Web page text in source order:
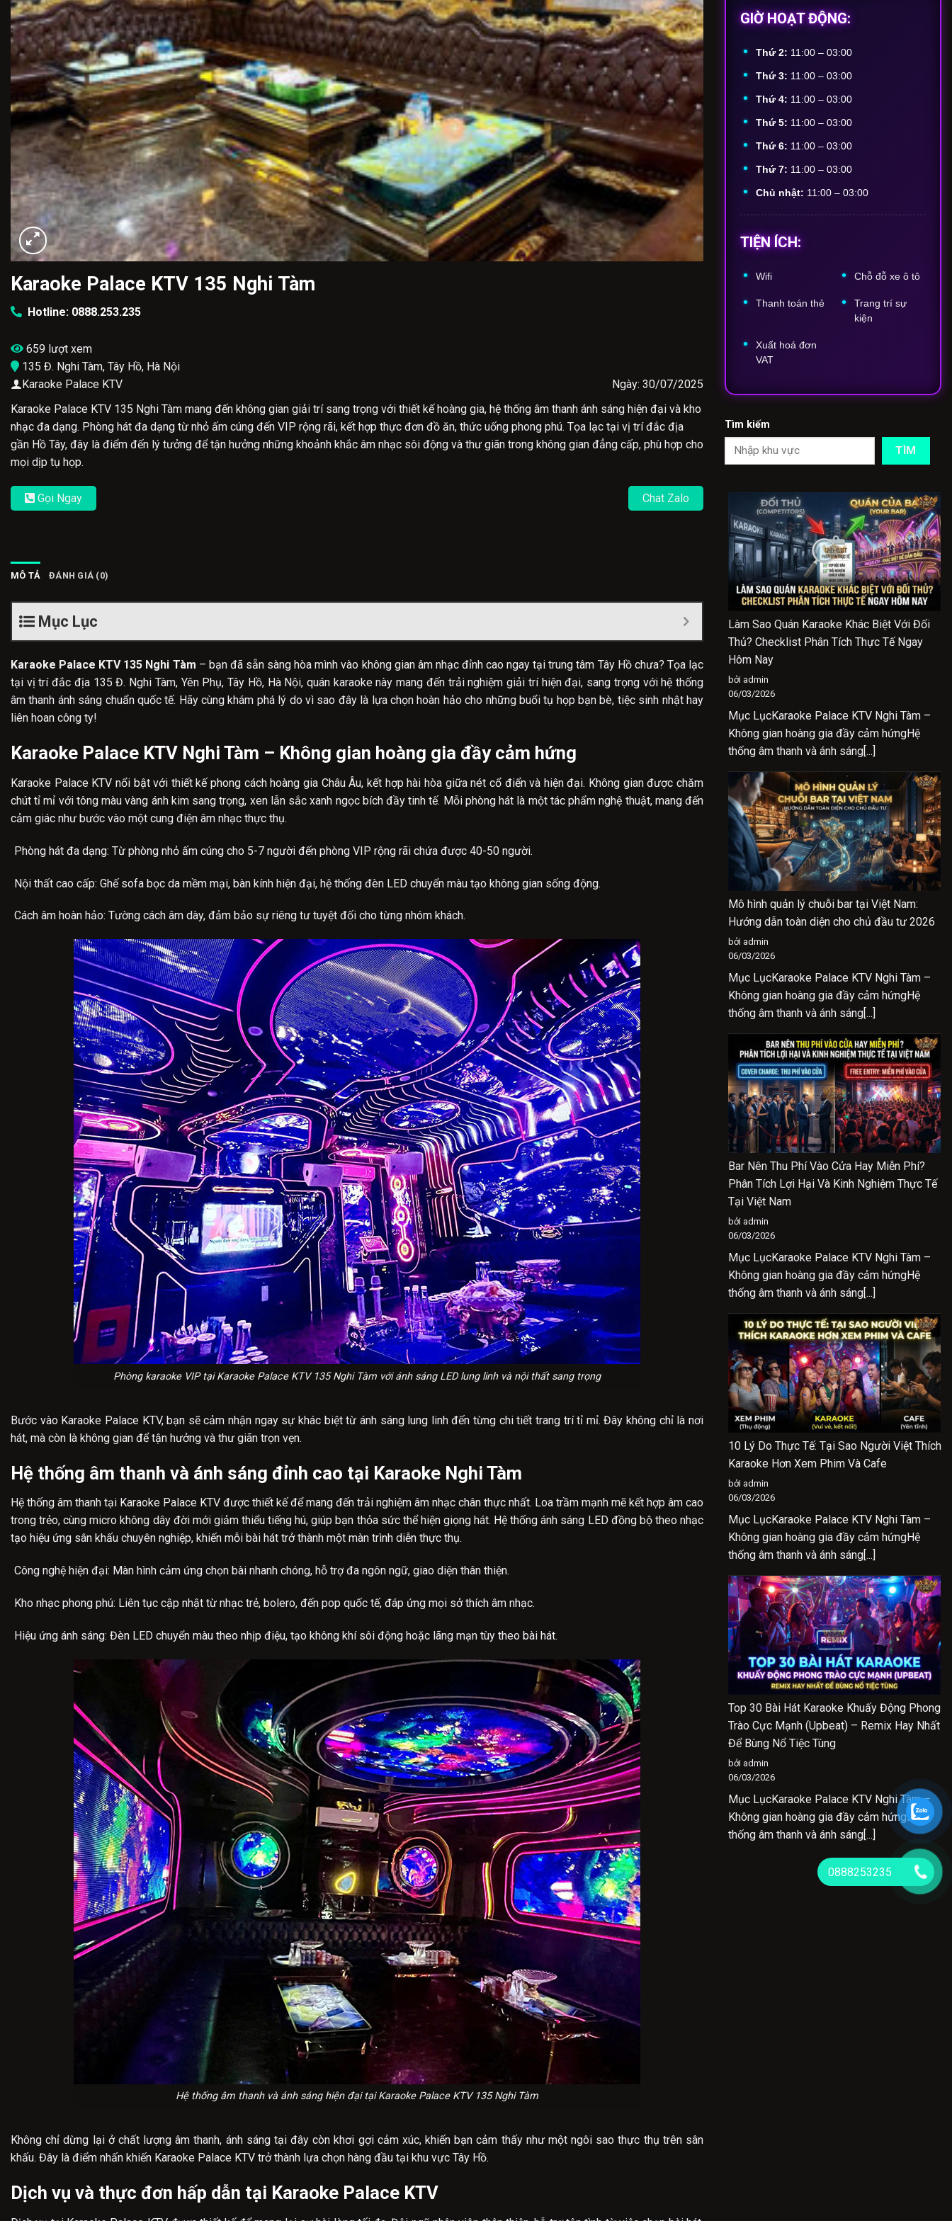
Karaoke Palace KTV 135 Nghi Tàm
Hotline: 0888.253.235
659 lượt xem
135 Đ. Nghi Tàm, Tây Hồ, Hà Nội
Karaoke Palace KTV
Ngày: 30/07/2025
Karaoke Palace KTV 135 Nghi Tàm mang đến không gian giải trí sang trọng với thiết kế hoàng gia, hệ thống âm thanh ánh sáng hiện đại và kho
nhạc đa dạng. Phòng hát đa dạng từ nhỏ ấm cúng đến VIP rộng rãi, kết hợp thực đơn đồ ăn, thức uống phong phú. Tọa lạc tại vị trí đắc địa
gần Hồ Tây, đây là điểm đến lý tưởng để tận hưởng những khoảnh khắc âm nhạc sôi động và thư giãn trong không gian đẳng cấp, phù hợp cho
mọi dịp tụ họp.
Gọi Ngay Chat Zalo
MÔ TẢ ĐÁNH GIÁ (0)
Mục Lục
Karaoke Palace KTV 135 Nghi Tàm – bạn đã sẵn sàng hòa mình vào không gian âm nhạc đỉnh cao ngay tại trung tâm Tây Hồ chưa? Tọa lạc
tại vị trí đắc địa 135 Đ. Nghi Tàm, Yên Phụ, Tây Hồ, Hà Nội, quán karaoke này mang đến trải nghiệm giải trí hiện đại, sang trọng với hệ thống
âm thanh ánh sáng chuẩn quốc tế. Hãy cùng khám phá lý do vì sao đây là lựa chọn hoàn hảo cho những buổi tụ họp bạn bè, tiệc sinh nhật hay
liên hoan công ty!
Karaoke Palace KTV Nghi Tàm – Không gian hoàng gia đầy cảm hứng
Karaoke Palace KTV nổi bật với thiết kế phong cách hoàng gia Châu Âu, kết hợp hài hòa giữa nét cổ điển và hiện đại. Không gian được chăm
chút tỉ mỉ với tông màu vàng ánh kim sang trọng, xen lẫn sắc xanh ngọc bích đầy tinh tế. Mỗi phòng hát là một tác phẩm nghệ thuật, mang đến
cảm giác như bước vào một cung điện âm nhạc thực thụ.
Phòng hát đa dạng: Từ phòng nhỏ ấm cúng cho 5-7 người đến phòng VIP rộng rãi chứa được 40-50 người.
Nội thất cao cấp: Ghế sofa bọc da mềm mại, bàn kính hiện đại, hệ thống đèn LED chuyển màu tạo không gian sống động.
Cách âm hoàn hảo: Tường cách âm dày, đảm bảo sự riêng tư tuyệt đối cho từng nhóm khách.
Phòng karaoke VIP tại Karaoke Palace KTV 135 Nghi Tàm với ánh sáng LED lung linh và nội thất sang trọng
Bước vào Karaoke Palace KTV, bạn sẽ cảm nhận ngay sự khác biệt từ ánh sáng lung linh đến từng chi tiết trang trí tỉ mỉ. Đây không chỉ là nơi
hát, mà còn là không gian để tận hưởng và thư giãn trọn vẹn.
Hệ thống âm thanh và ánh sáng đỉnh cao tại Karaoke Nghi Tàm
Hệ thống âm thanh tại Karaoke Palace KTV được thiết kế để mang đến trải nghiệm âm nhạc chân thực nhất. Loa trầm mạnh mẽ kết hợp âm cao
trong trẻo, cùng micro không dây đời mới giảm thiểu tiếng hú, giúp bạn thỏa sức thể hiện giọng hát. Hệ thống ánh sáng LED đồng bộ theo nhạc
tạo hiệu ứng sân khấu chuyên nghiệp, khiến mỗi bài hát trở thành một màn trình diễn thực thụ.
Công nghệ hiện đại: Màn hình cảm ứng chọn bài nhanh chóng, hỗ trợ đa ngôn ngữ, giao diện thân thiện.
Kho nhạc phong phú: Liên tục cập nhật từ nhạc trẻ, bolero, đến pop quốc tế, đáp ứng mọi sở thích âm nhạc.
Hiệu ứng ánh sáng: Đèn LED chuyển màu theo nhịp điệu, tạo không khí sôi động hoặc lãng mạn tùy theo bài hát.
Hệ thống âm thanh và ánh sáng hiện đại tại Karaoke Palace KTV 135 Nghi Tàm
Không chỉ dừng lại ở chất lượng âm thanh, ánh sáng tại đây còn khơi gợi cảm xúc, khiến bạn cảm thấy như một ngôi sao thực thụ trên sân
khấu. Đây là điểm nhấn khiến Karaoke Palace KTV trở thành lựa chọn hàng đầu tại khu vực Tây Hồ.
Dịch vụ và thực đơn hấp dẫn tại Karaoke Palace KTV
GIỜ HOẠT ĐỘNG:
Thứ 2: 11:00 – 03:00
Thứ 3: 11:00 – 03:00
Thứ 4: 11:00 – 03:00
Thứ 5: 11:00 – 03:00
Thứ 6: 11:00 – 03:00
Thứ 7: 11:00 – 03:00
Chủ nhật: 11:00 – 03:00
TIỆN ÍCH:
Wifi Chỗ đỗ xe ô tô
Thanhtoánthẻ Trang trí sự
kiện
Xuất hoáđơn
VAT
Tìm kiếm
TÌM
Làm Sao Quán Karaoke Khác Biệt Với Đối
Thủ? Checklist Phân Tích Thực Tế Ngay
Hôm Nay
bởi admin
06/03/2026
Mục LụcKaraoke Palace KTV Nghi Tàm –
Không gian hoàng gia đầy cảm hứngHệ
thống âm thanh và ánh sáng[...]
Mô hình quản lý chuỗi bar tại Việt Nam:
Hướng dẫn toàn diện cho chủ đầu tư 2026
bởi admin
06/03/2026
Mục LụcKaraoke Palace KTV Nghi Tàm –
Không gian hoàng gia đầy cảm hứngHệ
thống âm thanh và ánh sáng[...]
Bar Nên Thu Phí Vào Cửa Hay Miễn Phí?
Phân Tích Lợi Hại Và Kinh Nghiệm Thực Tế
Tại Việt Nam
bởi admin
06/03/2026
Mục LụcKaraoke Palace KTV Nghi Tàm –
Không gian hoàng gia đầy cảm hứngHệ
thống âm thanh và ánh sáng[...]
10 Lý Do Thực Tế: Tại Sao Người Việt Thích
Karaoke Hơn Xem Phim Và Cafe
bởi admin
06/03/2026
Mục LụcKaraoke Palace KTV Nghi Tàm –
Không gian hoàng gia đầy cảm hứngHệ
thống âm thanh và ánh sáng[...]
Top 30 Bài Hát Karaoke Khuấy Động Phong
Trào Cực Mạnh (Upbeat) – Remix Hay Nhất
Để Bùng Nổ Tiệc Tùng
bởi admin
06/03/2026
Mục LụcKaraoke Palace KTV Nghi Tàm –
Không gian hoàng gia đầy cảm hứngHệ
thống âm thanh và ánh sáng[...]
0888253235